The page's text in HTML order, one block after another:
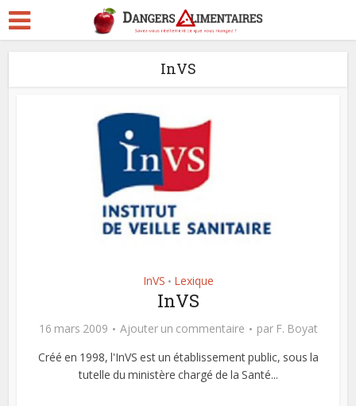
InVS
InVS • Lexique
InVS
16 mars 2009 Ajouter un commentaire par F. Boyat
Créé en 1998, l'InVS est un établissement public, sous la
tutelle du ministère chargé de la Santé...